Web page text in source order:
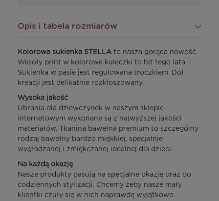
Opis i tabela rozmiarów
Kolorowa sukienka STELLA to nasza gorąca nowość.
Wesoły print w kolorowe kuleczki to hit tego lata
Sukienka w pasie jest regulowana troczkiem. Dół
kreacji jest delikatnie rozkloszowany.
Wysoka jakość
Ubrania dla dziewczynek w naszym sklepie
internetowym wykonane są z najwyższej jakości
materiałów. Tkanina bawełna premium to szczególny
rodzaj bawełny bardzo miękkiej, specjalnie
wygładzanej i zmiękczanej idealnej dla dzieci.
Na każdą okazję
Nasze produkty pasują na specjalne okazję oraz do
codziennych stylizacji. Chcemy żeby nasze mały
klientki czuły się w nich naprawdę wyjątkowo.